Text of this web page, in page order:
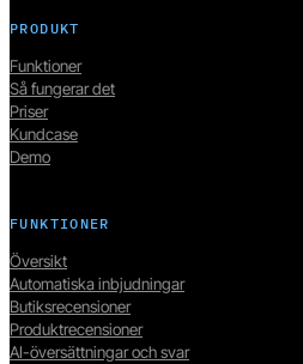
PRODUKT
Funktioner
Så fungerar det
Priser
Kundcase
Demo
FUNKTIONER
Översikt
Automatiska inbjudningar
Butiksrecensioner
Produktrecensioner
AI-översättningar och svar